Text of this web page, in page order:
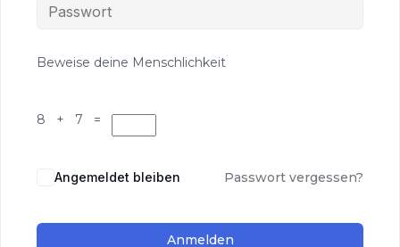
Beweise deine Menschlichkeit
8 + 7 =
Angemeldet bleiben Passwort vergessen?
Anmelden